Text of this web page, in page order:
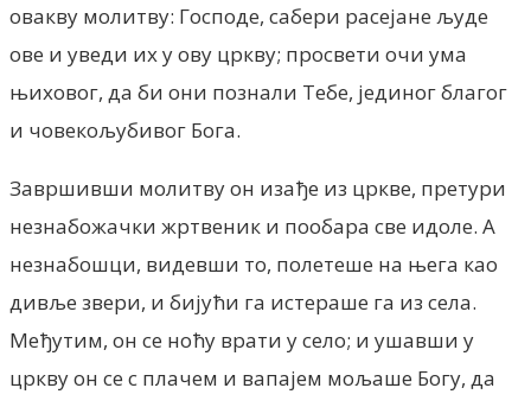
овакву молитву: Господе, сабери расејане људе
ове и уведи их у ову цркву; просвети очи ума
њиховог, да би они познали Тебе, јединог благог
и човекољубивог Бога.
Завршивши молитву он изађе из цркве, претури
незнабожачки жртвеник и пообара све идоле. А
незнабошци, видевши то, полетеше на њега као
дивље звери, и бијући га истераше га из села.
Међутим, он се ноћу врати у село; и ушавши у
цркву он се с плачем и вапајем мољаше Богу, да